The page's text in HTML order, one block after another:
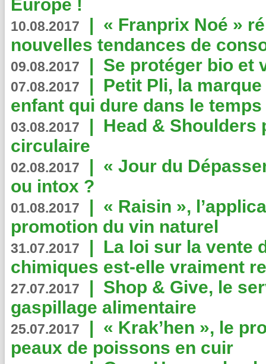
Europe !
10.08.2017 | « Franprix Noé »
nouvelles tendances de
09.08.2017 | Se protéger bio et
07.08.2017 | Petit Pli, la
enfant qui dure dans le temps
03.08.2017 | Head & Shoulders
circulaire
02.08.2017 | « Jour du
ou intox ?
01.08.2017 | « Raisin »,
promotion du vin naturel
31.07.2017 | La loi sur la vente
chimiques est-elle vraiment
27.07.2017 | Shop & Give, le
gaspillage alimentaire
25.07.2017 | « Krak’hen », le
peaux de poissons en cuir